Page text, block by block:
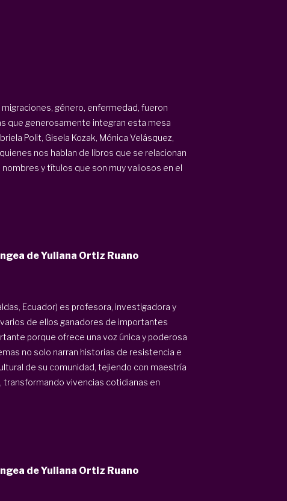
género, enfermedad, fueron
que generosamente integran esta mesa
Polit, Gisela Kozak, Mónica Velásquez,
nos hablan de libros que se relacionan
y títulos que son muy valiosos en el
de Yuliana Ortiz Ruano
Ecuador) es profesora, investigadora y
de ellos ganadores de importantes
porque ofrece una voz única y poderosa
no solo narran historias de resistencia e
de su comunidad, tejiendo con maestría
vivencias cotidianas en
de Yuliana Ortiz Ruano